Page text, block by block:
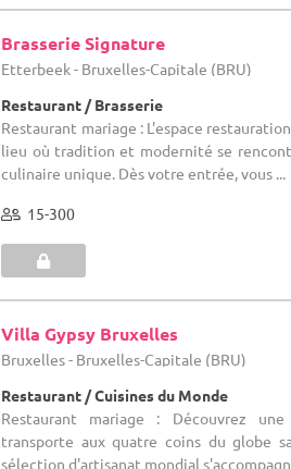
Brasserie Signature
Etterbeek - Bruxelles-Capitale (BRU)
Restaurant / Brasserie
Restaurant mariage : L'espace
lieu où tradition et modernité se
culinaire unique. Dès votre entrée, vous ...
15-300
Villa Gypsy Bruxelles
Bruxelles - Bruxelles-Capitale (BRU)
Restaurant / Cuisines du Monde
Restaurant mariage : Découvrez
transporte aux quatre coins du globe
sélection d'artisanat mondial